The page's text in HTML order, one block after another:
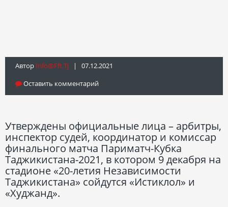
Автор Info@fft.tj | 07.12.2021
Оставить комментарий
Утверждены официальные лица – арбитры,
инспектор судей, координатор и комиссар
финального матча Париматч-Кубка
Таджикистана-2021, в котором 9 декабря на
стадионе «20-летия Независимости
Таджикистана» сойдутся «Истиклол» и
«Худжанд».